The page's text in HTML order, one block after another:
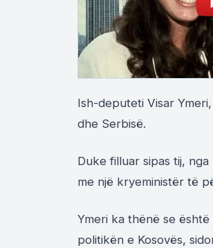
Ish-deputeti Visar
dhe Serbisë.
Duke filluar sipas tij,
me një kryeministër të
Ymeri ka thënë se
politikën e Kosovës,